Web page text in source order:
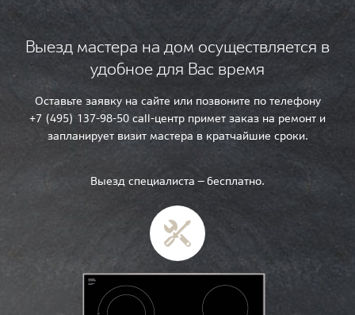
Выезд мастера на дом осуществляется в
удобное для Вас время
Оставьте заявку на сайте или позвоните по телефону
+7 (495) 137-98-50 call-центр примет заказ на ремонт и
запланирует визит мастера в кратчайшие сроки.
Выезд специалиста — бесплатно.